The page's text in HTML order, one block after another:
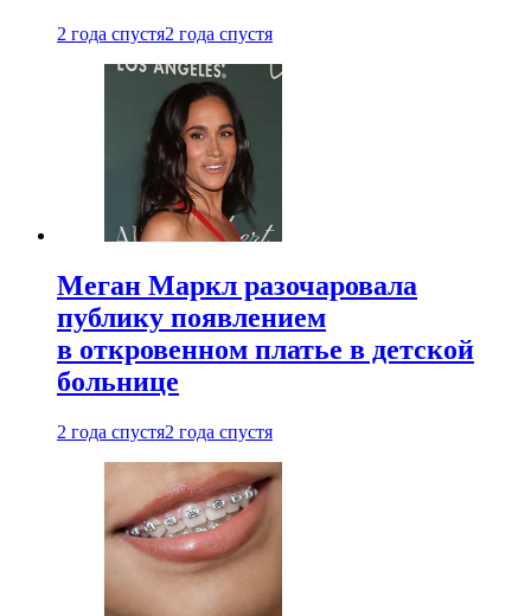
2 года спустя2 года спустя
Меган Маркл разочаровала
публику появлением
в откровенном платье в детской
больнице
2 года спустя2 года спустя